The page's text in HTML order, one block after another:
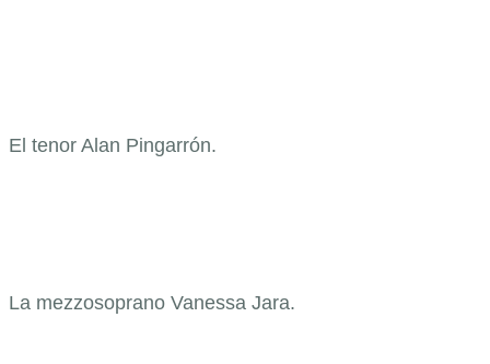
El tenor Alan Pingarrón.
La mezzosoprano Vanessa Jara.